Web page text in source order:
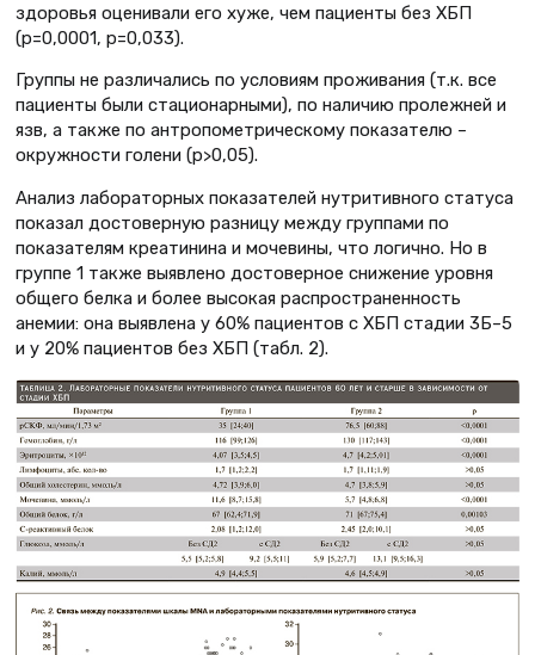
здоровья оценивали его хуже, чем пациенты без ХБП
(p=0,0001, p=0,033).
Группы не различались по условиям проживания (т.к. все
пациенты были стационарными), по наличию пролежней и
язв, а также по антропометрическому показателю –
окружности голени (p>0,05).
Анализ лабораторных показателей нутритивного статуса
показал достоверную разницу между группами по
показателям креатинина и мочевины, что логично. Но в
группе 1 также выявлено достоверное снижение уровня
общего белка и более высокая распространенность
анемии: она выявлена у 60% пациентов с ХБП стадии 3Б–5
и у 20% пациентов без ХБП (табл. 2).